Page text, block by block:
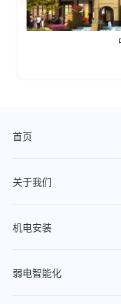
首页
关于我们
机电安装
弱电智能化